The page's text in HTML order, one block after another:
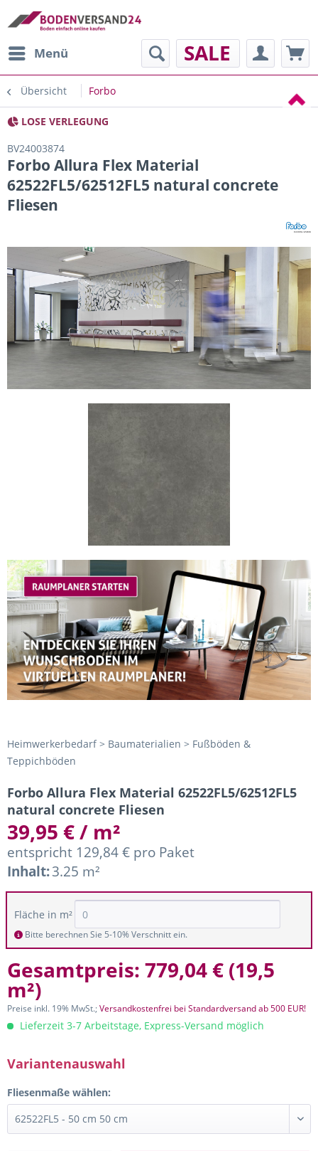
Menü SALE
Übersicht Forbo
LOSE VERLEGUNG
BV24003874
Forbo Allura Flex Material
62522FL5/62512FL5 natural concrete
Fliesen
Heimwerkerbedarf > Baumaterialien > Fußböden &
Teppichböden
Forbo Allura Flex Material 62522FL5/62512FL5
natural concrete Fliesen
39,95 € / m²
entspricht 129,84 € pro Paket
Inhalt:3.25 m²
Fläche in m²
Bitte berechnen Sie 5-10% Verschnitt ein.
Gesamtpreis: 779,04 € (19,5
m²)
Preise inkl. 19% MwSt.;Versandkostenfrei bei Standardversand ab 500 EUR!
Lieferzeit 3-7 Arbeitstage, Express-Versand möglich
Variantenauswahl
Fliesenmaße wählen: